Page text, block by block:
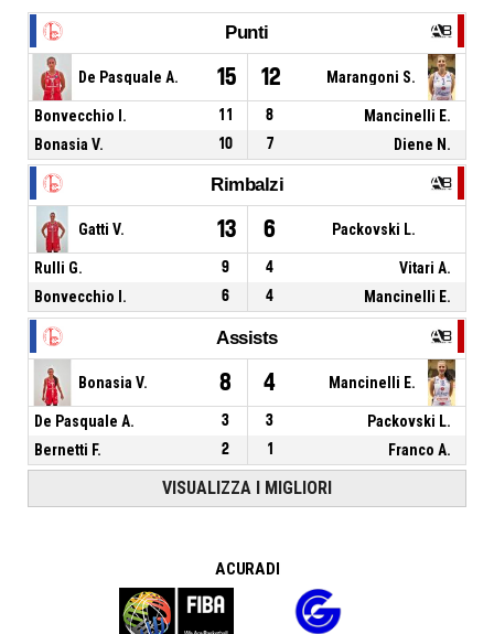
Punti
De Pasquale A. 15 12 Marangoni S.
Bonvecchio I. 11 8
Mancinelli E.
Bonasia V.
10 7 Diene N.
Rimbalzi
Gatti V. 13 6 Packovski L.
Rulli G. 9 4
Vitari A.
Bonvecchio I.
6 4 Mancinelli E.
Assists
Bonasia V. 8 4 Mancinelli E.
De Pasquale A. 3 3
Packovski L.
Bernetti F.
2 1 Franco A.
VISUALIZZA I MIGLIORI
A CURA DI